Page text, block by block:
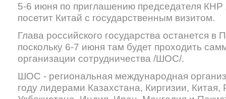
5-6 июня по приглашению председателя КНР
посетит Китай с государственным визитом.
Глава российского государства останется
поскольку 6-7 июня там будет проходить
организации сотрудничества /ШОС/.
ШОС - региональная международная
году лидерами Казахстана, Киргизии,